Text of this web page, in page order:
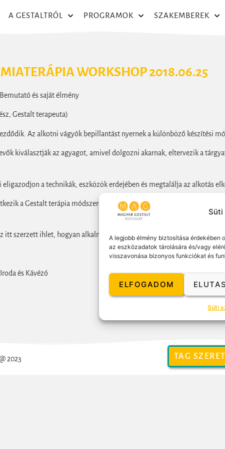
Süti
A legjobb élmény biztosítása érdekében
az eszközadatok tárolására és/vagy
visszavonása bizonyos funkciókat és
ELFOGADOM
Süti
A GESTALTRÓL PROGRAMOK SZAKEMBEREK
WORKSHOP 2018.06.25
és saját élmény
Gestalt terapeuta)
Az alkotni vágyók bepillantást nyernek a különböző készítési
kiválasztják az agyagot, amivel dolgozni akarnak, eltervezik a
a technikák, eszközök erdejében és megtalálja az alkotás
a Gestalt terápia módszereivel: minden résztvevő elmondhatja,
itt szerzett ihlet, hogyan alkalmazható az élet egyéb területein, hogy
és Kávézó
2023 TAG